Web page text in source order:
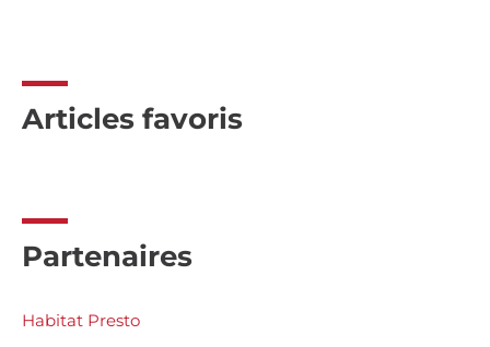
Articles favoris
Partenaires
Habitat Presto